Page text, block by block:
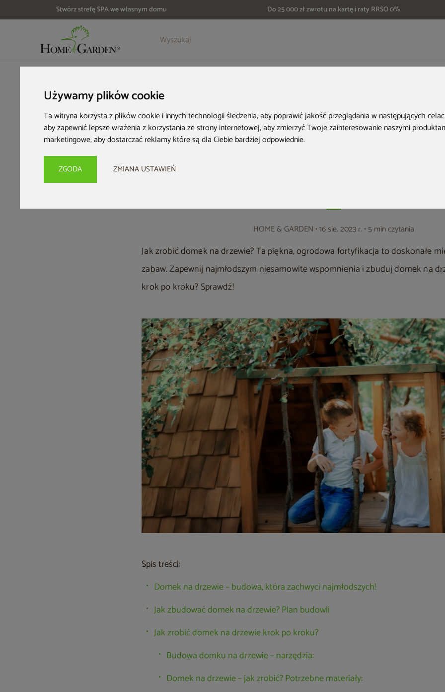
Używamy plików cookie
Ta witryna korzysta z plików cookie i innych technologii śledzenia, aby poprawić jakość przeglądania w następujących
aby zapewnić lepsze wrażenia z korzystania ze strony internetowej,aby zmierzyć Twoje zainteresowanie naszymi
marketingowe,aby dostarczać reklamy które są dla Ciebie bardziej odpowiednie.
ZGODA ZMIANA USTAWIEŃ
Stwórz strefę SPA we własnym domu Do 25 000 zł zwrotu na kartę i raty RRSO 0%
Jak zrobić domek na
dla dzieci? 8 porad
HOME & GARDEN• 16 sie. 2023 r. • 5 min czytania
Jak zrobić domek na drzewie? Ta piękna, ogrodowa fortyfikacja to doskonałe
zabaw. Zapewnij najmłodszym niesamowite wspomnienia i zbuduj domek na
krok po kroku? Sprawdź!
Spis treści:
Domek na drzewie – budowa, która zachwyci najmłodszych!
Jak zbudować domek na drzewie? Plan budowli
Jak zrobić domek na drzewie krok po kroku?
Budowa domku na drzewie – narzędzia:
Domek na drzewie – jak zrobić? Potrzebne materiały: